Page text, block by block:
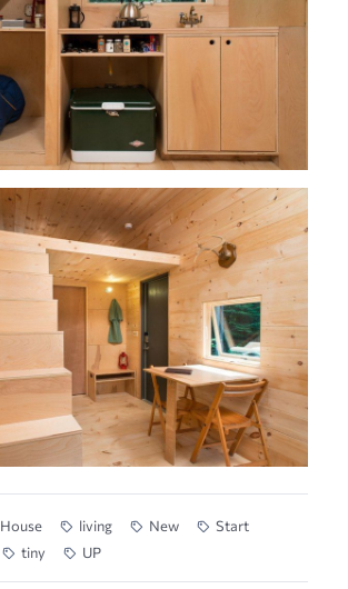
House living New
Start
tiny UP